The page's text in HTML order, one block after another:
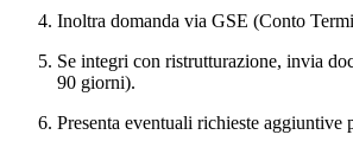
Inoltra domanda via GSE (Conto
Se integri con ristrutturazione, invia
90 giorni).
Presenta eventuali richieste aggiuntive